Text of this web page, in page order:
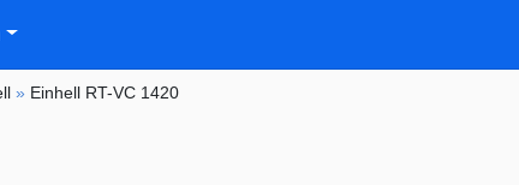
» Einhell RT-VC 1420